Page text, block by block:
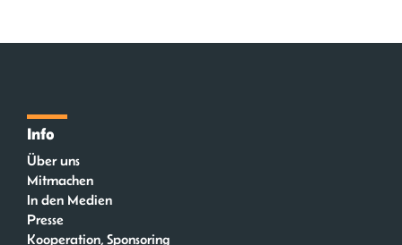
Info
Über uns
Mitmachen
In den Medien
Presse
Kooperation, Sponsoring